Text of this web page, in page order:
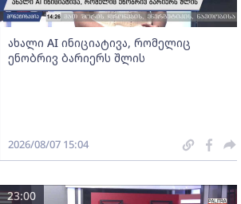
ახალი AI ინიციატივა, რომელიც
ენობრივ ბარიერს შლის
2026/08/07 15:04
23:00